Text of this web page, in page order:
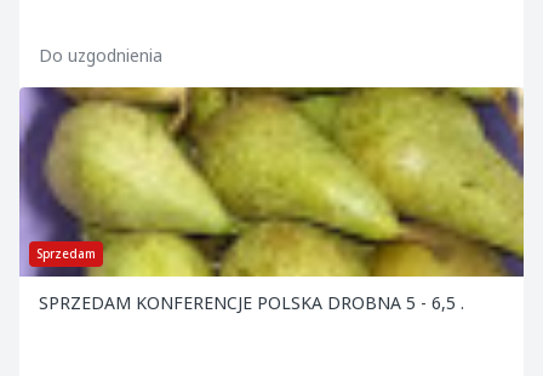
Do uzgodnienia
Sprzedam
SPRZEDAM KONFERENCJE POLSKA DROBNA 5 - 6,5 .